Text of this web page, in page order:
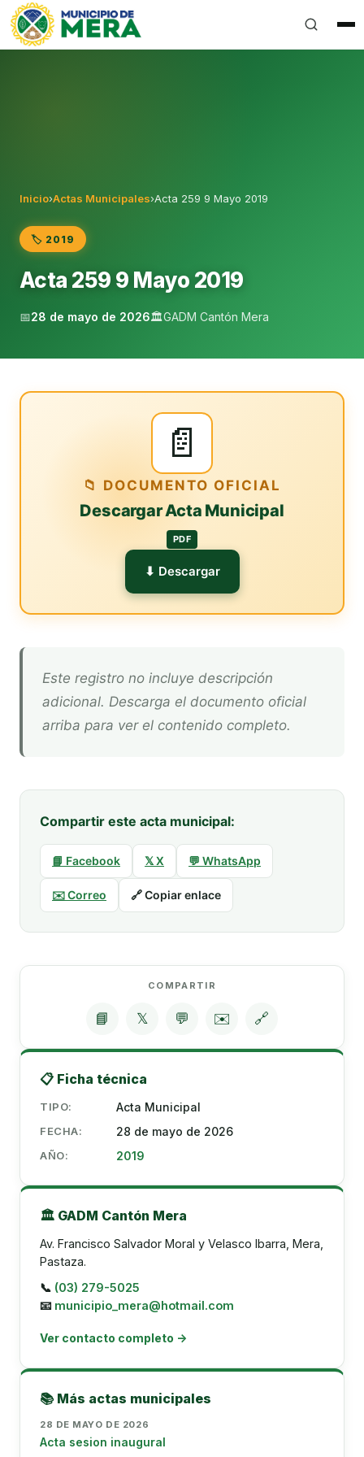
Gobierno Autónomo Descentralizado Municipal del
Inicio›Actas Municipales›Acta 259 9 Mayo 2019
🏷️ 2019
Acta 259 9 Mayo 2019
📅28 de mayo de 2026🏛️GADM Cantón Mera
📄
📁 DOCUMENTO OFICIAL
Descargar Acta Municipal
PDF
⬇ Descargar
Este registro no incluye descripción
adicional. Descarga el documento oficial
arriba para ver el contenido completo.
Compartir este acta municipal:
📘 Facebook 𝕏 X 💬 WhatsApp
✉️ Correo 🔗 Copiar enlace
COMPARTIR
📘 𝕏 💬 ✉️ 🔗
📋 Ficha técnica
TIPO: Acta Municipal
FECHA: 28 de mayo de 2026
AÑO: 2019
🏛️ GADM Cantón Mera
Av. Francisco Salvador Moral y Velasco Ibarra, Mera,
Pastaza.
📞 (03) 279-5025
📧 municipio_mera@hotmail.com
Ver contacto completo →
📚 Más actas municipales
28 DE MAYO DE 2026
Acta sesion inaugural